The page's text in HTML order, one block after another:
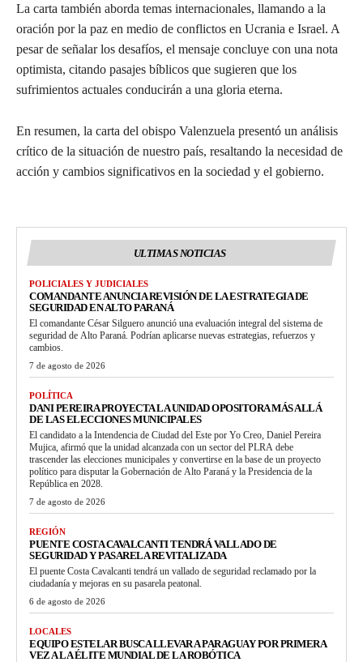
La carta también aborda temas internacionales, llamando a la
oración por la paz en medio de conflictos en Ucrania e Israel. A
pesar de señalar los desafíos, el mensaje concluye con una nota
optimista, citando pasajes bíblicos que sugieren que los
sufrimientos actuales conducirán a una gloria eterna.
En resumen, la carta del obispo Valenzuela presentó un análisis
crítico de la situación de nuestro país, resaltando la necesidad de
acción y cambios significativos en la sociedad y el gobierno.
ULTIMAS NOTICIAS
POLICIALES Y JUDICIALES
COMANDANTE ANUNCIA REVISIÓN DE LA ESTRATEGIA DE
SEGURIDAD EN ALTO PARANÁ
El comandante César Silguero anunció una evaluación integral del sistema de
seguridad de Alto Paraná. Podrían aplicarse nuevas estrategias, refuerzos y
cambios.
7 de agosto de 2026
POLÍTICA
DANI PEREIRA PROYECTA LA UNIDAD OPOSITORA MÁS ALLÁ
DE LAS ELECCIONES MUNICIPALES
El candidato a la Intendencia de Ciudad del Este por Yo Creo, Daniel Pereira
Mujica, afirmó que la unidad alcanzada con un sector del PLRA debe
trascender las elecciones municipales y convertirse en la base de un proyecto
político para disputar la Gobernación de Alto Paraná y la Presidencia de la
República en 2028.
7 de agosto de 2026
REGIÓN
PUENTE COSTA CAVALCANTI TENDRÁ VALLADO DE
SEGURIDAD Y PASARELA REVITALIZADA
El puente Costa Cavalcanti tendrá un vallado de seguridad reclamado por la
ciudadanía y mejoras en su pasarela peatonal.
6 de agosto de 2026
LOCALES
EQUIPO ESTELAR BUSCA LLEVAR A PARAGUAY POR PRIMERA
VEZ A LA ÉLITE MUNDIAL DE LA ROBÓTICA